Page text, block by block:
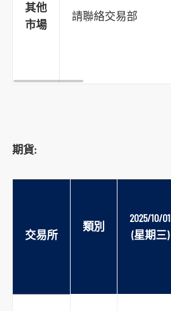
其他
市場
請聯絡交易部
期貨:
交易所
類別
2025/10/01
(星期三)